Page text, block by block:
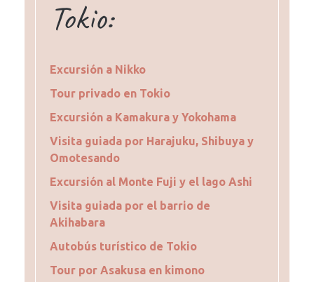
Tokio:
Excursión a Nikko
Tour privado en Tokio
Excursión a Kamakura y Yokohama
Visita guiada por Harajuku, Shibuya y
Omotesando
Excursión al Monte Fuji y el lago Ashi
Visita guiada por el barrio de
Akihabara
Autobús turístico de Tokio
Tour por Asakusa en kimono